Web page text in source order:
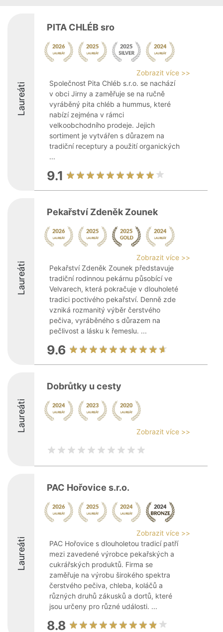
Laureáti
PITA CHLÉB sro
Zobrazit více >>
Společnost Pita Chléb s.r.o. se nachází
v obci Jirny a zaměřuje se na ručně
vyráběný pita chléb a hummus, které
nabízí zejména v rámci
velkoobchodního prodeje. Jejich
sortiment je vytvářen s důrazem na
tradiční receptury a použití organických
...
9.1
Laureáti
Pekařství Zdeněk Zounek
Zobrazit více >>
Pekařství Zdeněk Zounek představuje
tradiční rodinnou pekárnu působící ve
Velvarech, která pokračuje v dlouholeté
tradici poctivého pekařství. Denně zde
vzniká rozmanitý výběr čerstvého
pečiva, vyráběného s důrazem na
pečlivost a lásku k řemeslu. ...
9.6
Laureáti
Dobrůtky u cesty
Zobrazit více >>
Laureáti
PAC Hořovice s.r.o.
Zobrazit více >>
PAC Hořovice s dlouholetou tradicí patří
mezi zavedené výrobce pekařských a
cukrářských produktů. Firma se
zaměřuje na výrobu širokého spektra
čerstvého pečiva, chleba, koláčů a
různých druhů zákusků a dortů, které
jsou určeny pro různé události. ...
8.8